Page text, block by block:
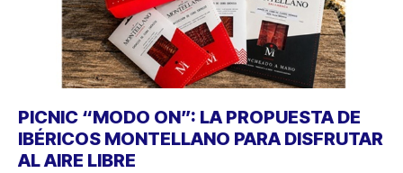
PICNIC “MODO ON”: LA PROPUESTA DE
IBÉRICOS MONTELLANO PARA DISFRUTAR
AL AIRE LIBRE